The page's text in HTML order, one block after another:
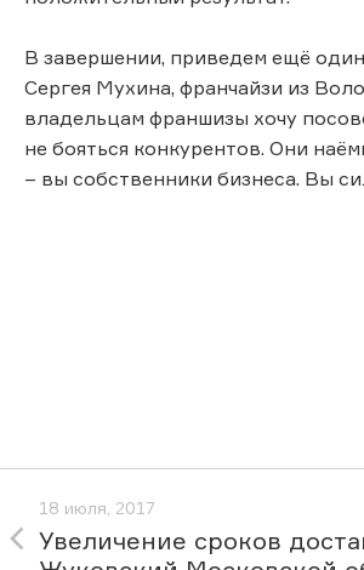
В завершении, приведем ещё
Сергея Мухина, франчайзи из
владельцам франшизы хочу
не бояться конкурентов. Они
– вы собственники бизнеса. Вы
18 июля, 2017
Увеличение сроков